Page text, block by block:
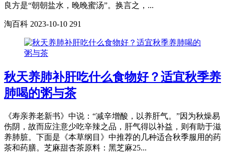
良方是“朝朝盐水，晚晚蜜汤”。换言之，...
淘百科 2023-10-10 291
秋天养肺补肝吃什么食物好？适宜秋季养
肺喝的粥与茶
《寿亲养老新书》中说：“减辛增酸，以养肝气。”因为秋燥易
伤阴，故而应注意少吃辛辣之品，肝气得以补益，则有助于滋
养肺脏。下面是《本草纲目》中推荐的几种适合秋季服用的药
茶和药膳。芝麻甜杏茶原料：黑芝麻25...